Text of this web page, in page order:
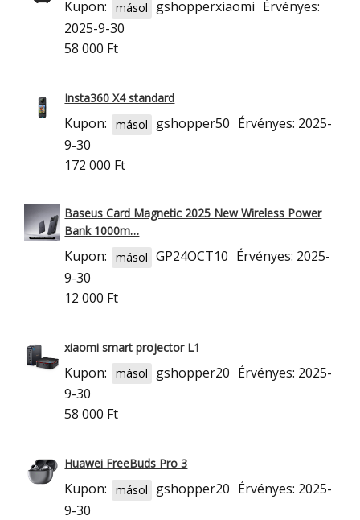
Kupon: másol gshopperxiaomi Érvényes:
2025-9-30
58 000 Ft
Insta360 X4 standard
Kupon: másol gshopper50 Érvényes: 2025-
9-30
172 000 Ft
Baseus Card Magnetic 2025 New Wireless Power
Bank 1000m…
Kupon: másol GP24OCT10 Érvényes: 2025-
9-30
12 000 Ft
xiaomi smart projector L1
Kupon: másol gshopper20 Érvényes: 2025-
9-30
58 000 Ft
Huawei FreeBuds Pro 3
Kupon: másol gshopper20 Érvényes: 2025-
9-30